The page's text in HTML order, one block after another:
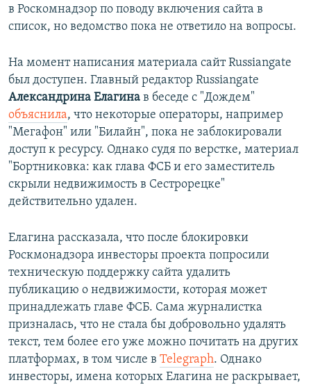
в Роскомнадзор по поводу включения сайта в
список, но ведомство пока не ответило на вопросы.
​На момент написания материала сайт Russiangate
был доступен. Главный редактор Russiangate
Александрина Елагина в беседе с "Дождем"
объяснила, что некоторые операторы, например
"Мегафон" или "Билайн", пока не заблокировали
доступ к ресурсу. Однако судя по верстке, материал
"Бортниковка: как глава ФСБ и его заместитель
скрыли недвижимость в Сестрорецке"
действительно удален.
Елагина рассказала, что после блокировки
Роскмонадзора инвесторы проекта попросили
техническую поддержку сайта удалить
публикацию о недвижимости, которая может
принадлежать главе ФСБ. Сама журналистка
призналась, что не стала бы добровольно удалять
текст, тем более его уже можно почитать на других
платформах, в том числе в Telegraph. Однако
инвесторы, имена которых Елагина не раскрывает,